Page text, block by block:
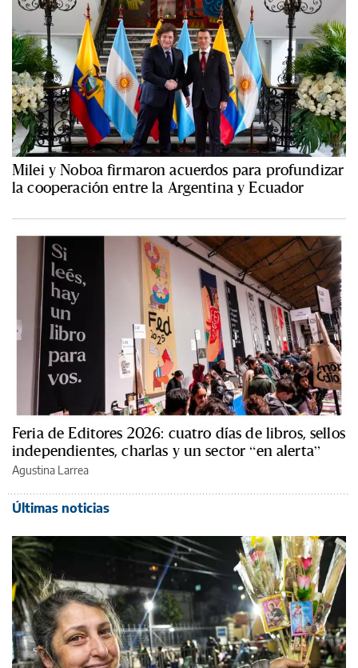
Milei y Noboa firmaron acuerdos para profundizar
la cooperación entre la Argentina y Ecuador
Feria de Editores 2026: cuatro días de libros, sellos
independientes, charlas y un sector “en alerta”
Agustina Larrea
Últimas noticias